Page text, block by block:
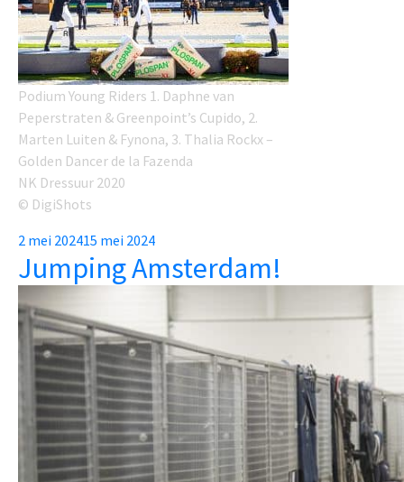
Podium Young Riders 1. Daphne van
Peperstraten & Greenpoint’s Cupido, 2.
Marten Luiten & Fynona, 3. Thalia Rockx –
Golden Dancer de la Fazenda
NK Dressuur 2020
© DigiShots
Posted
on
2 mei 202415 mei 2024
Jumping Amsterdam!